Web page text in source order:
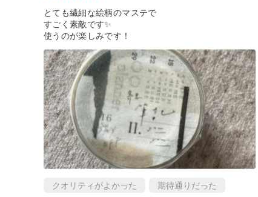
とても繊細な絵柄のマステで
すごく素敵です✨
使うのが楽しみです！
クオリティがよかった 期待通りだった